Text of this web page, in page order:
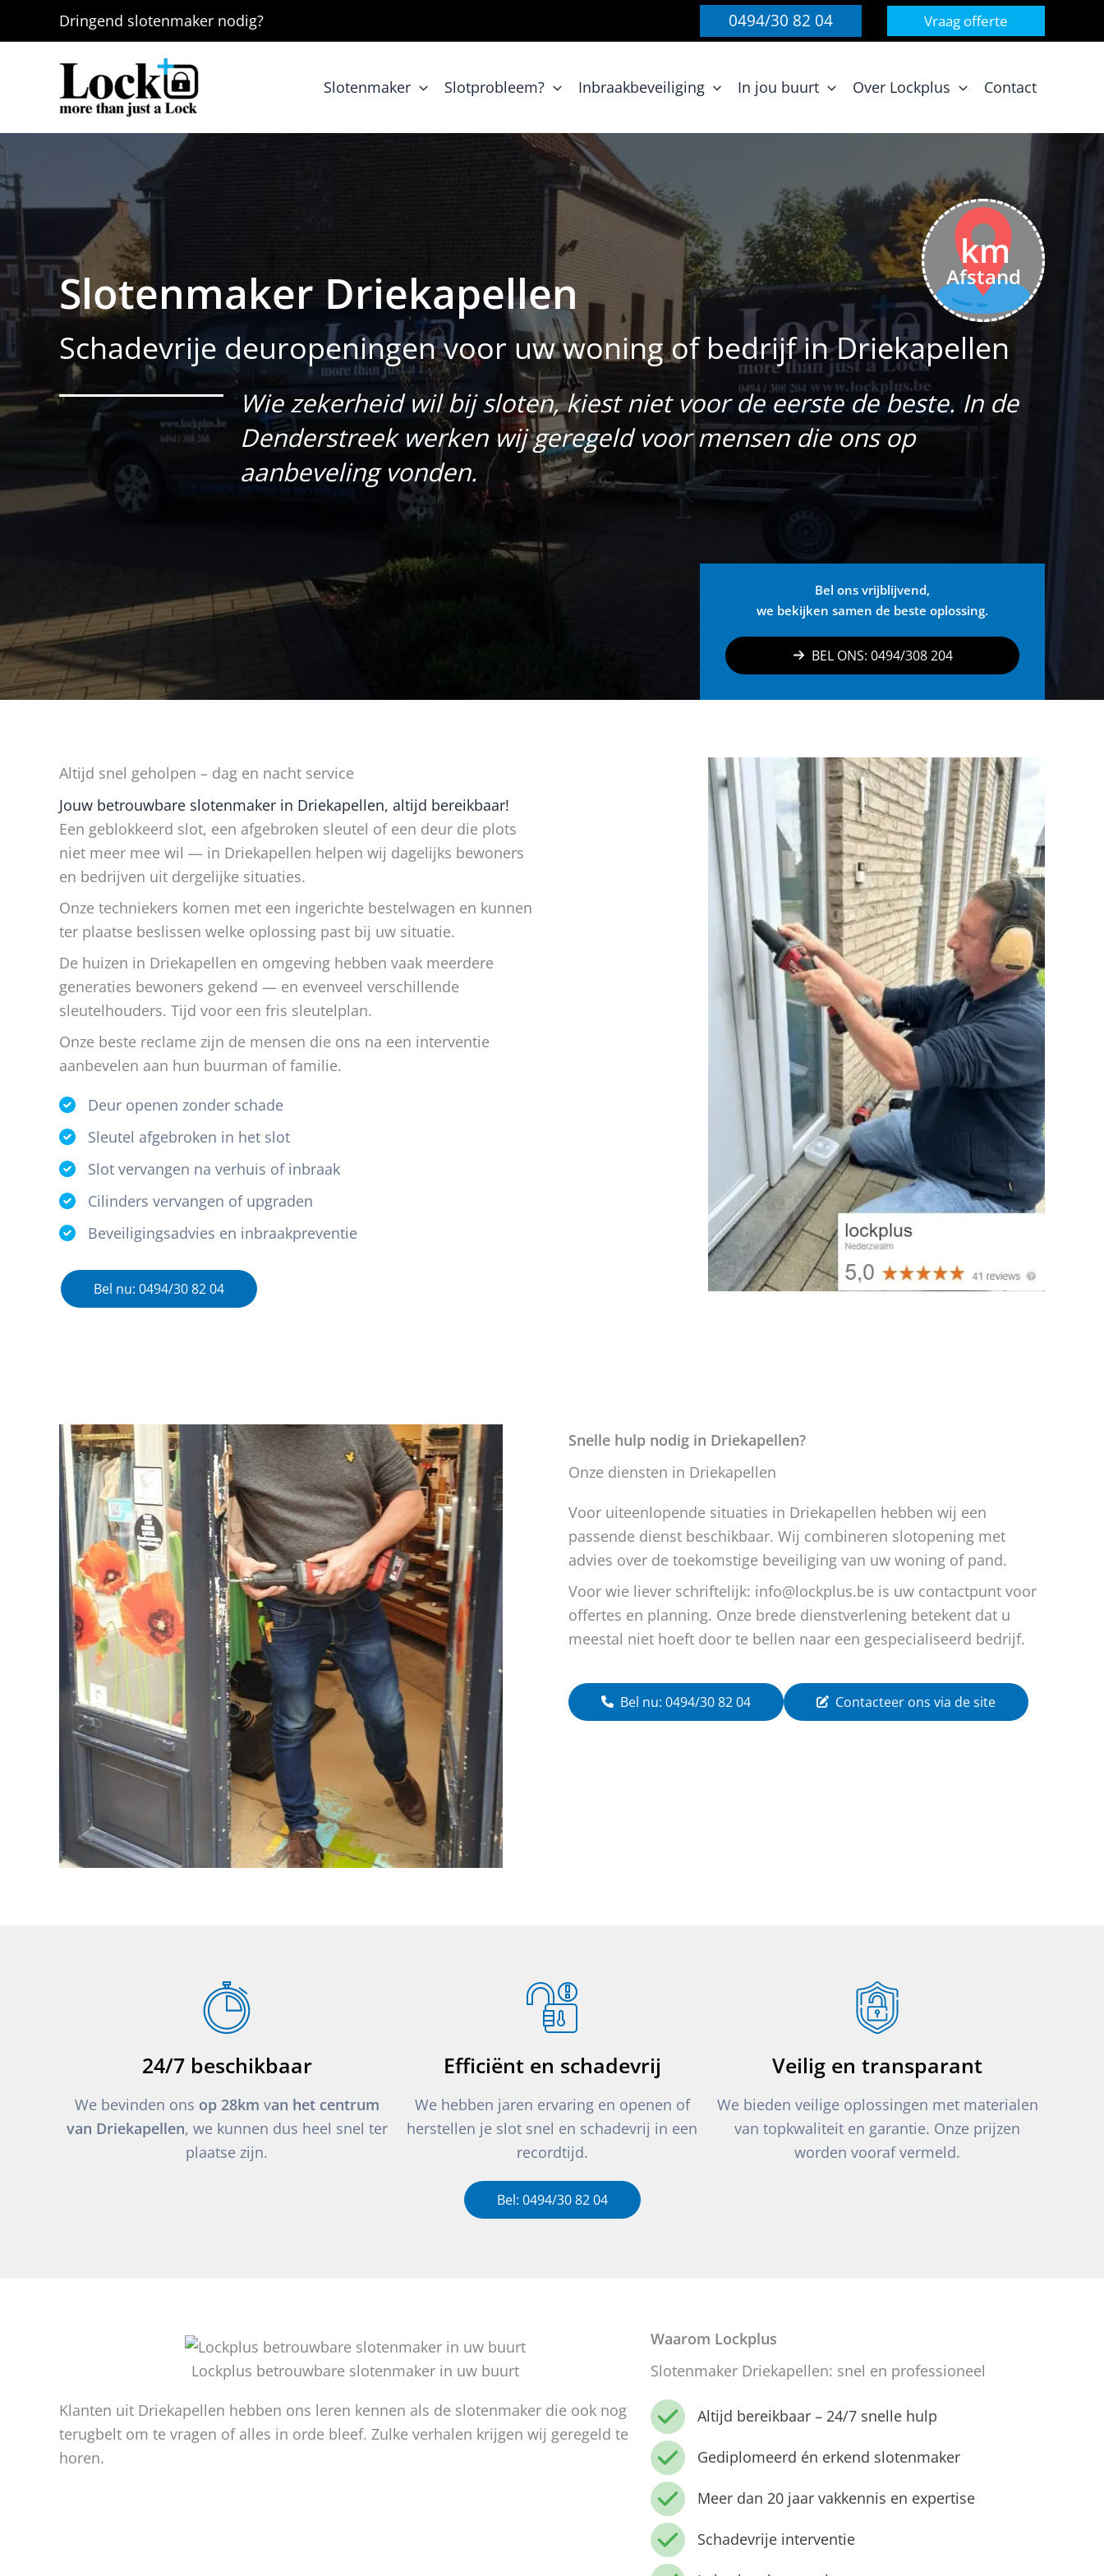
Dringend slotenmaker nodig? 0494/30 82 04 Vraag offerte
Slotenmaker Slotprobleem? Inbraakbeveiliging In jou buurt Over Lockplus Contact
km
Afstand
Slotenmaker Driekapellen
Schadevrije deuropeningen voor uw woning of bedrijf in Driekapellen
Wie zekerheid wil bij sloten, kiest niet voor de eerste de beste. In de
Denderstreek werken wij geregeld voor mensen die ons op
aanbeveling vonden.
Bel ons vrijblijvend,
we bekijken samen de beste oplossing.
BEL ONS: 0494/308 204
Altijd snel geholpen – dag en nacht service
Jouw betrouwbare slotenmaker in Driekapellen, altijd bereikbaar!
Een geblokkeerd slot, een afgebroken sleutel of een deur die plots
niet meer mee wil — in Driekapellen helpen wij dagelijks bewoners
en bedrijven uit dergelijke situaties.
Onze techniekers komen met een ingerichte bestelwagen en kunnen
ter plaatse beslissen welke oplossing past bij uw situatie.
De huizen in Driekapellen en omgeving hebben vaak meerdere
generaties bewoners gekend — en evenveel verschillende
sleutelhouders. Tijd voor een fris sleutelplan.
Onze beste reclame zijn de mensen die ons na een interventie
aanbevelen aan hun buurman of familie.
Deur openen zonder schade
Sleutel afgebroken in het slot
Slot vervangen na verhuis of inbraak
Cilinders vervangen of upgraden
Beveiligingsadvies en inbraakpreventie
Bel nu: 0494/30 82 04
Snelle hulp nodig in Driekapellen?
Onze diensten in Driekapellen
Voor uiteenlopende situaties in Driekapellen hebben wij een
passende dienst beschikbaar. Wij combineren slotopening met
advies over de toekomstige beveiliging van uw woning of pand.
Voor wie liever schriftelijk: info@lockplus.be is uw contactpunt voor
offertes en planning. Onze brede dienstverlening betekent dat u
meestal niet hoeft door te bellen naar een gespecialiseerd bedrijf.
Bel nu: 0494/30 82 04 Contacteer ons via de site
24/7 beschikbaar
We bevinden ons op 28km van het centrum
van Driekapellen, we kunnen dus heel snel ter
plaatse zijn.
Efficiënt en schadevrij
We hebben jaren ervaring en openen of
herstellen je slot snel en schadevrij in een
recordtijd.
Bel: 0494/30 82 04
Veilig en transparant
We bieden veilige oplossingen met materialen
van topkwaliteit en garantie. Onze prijzen
worden vooraf vermeld.
Lockplus betrouwbare slotenmaker in uw buurt
Klanten uit Driekapellen hebben ons leren kennen als de slotenmaker die ook nog
terugbelt om te vragen of alles in orde bleef. Zulke verhalen krijgen wij geregeld te
horen.
Waarom Lockplus
Slotenmaker Driekapellen: snel en professioneel
Altijd bereikbaar – 24/7 snelle hulp
Gediplomeerd én erkend slotenmaker
Meer dan 20 jaar vakkennis en expertise
Schadevrije interventie